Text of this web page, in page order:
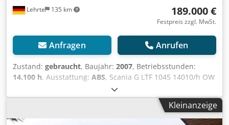
Lehrte 135 km 189.000 €
Festpreis zzgl. MwSt.
Anfragen Anrufen
Zustand: gebraucht, Baujahr: 2007, Betriebsstunden:
14.100 h, Ausstattung: ABS, Scania G LTF 1045 14010/h OW
122000 km / UW 35 Meter Mast sehr guter ROSTFREIER
Zustand 2te Hand kein Reparaturstau große Inspektion in
12/2023 OW Prüfung 23.05.2024 alle Prüfungen können zur
Übergabe neu gemacht werden Seil aus 2024 Dedper Icl
Kleinanzeige